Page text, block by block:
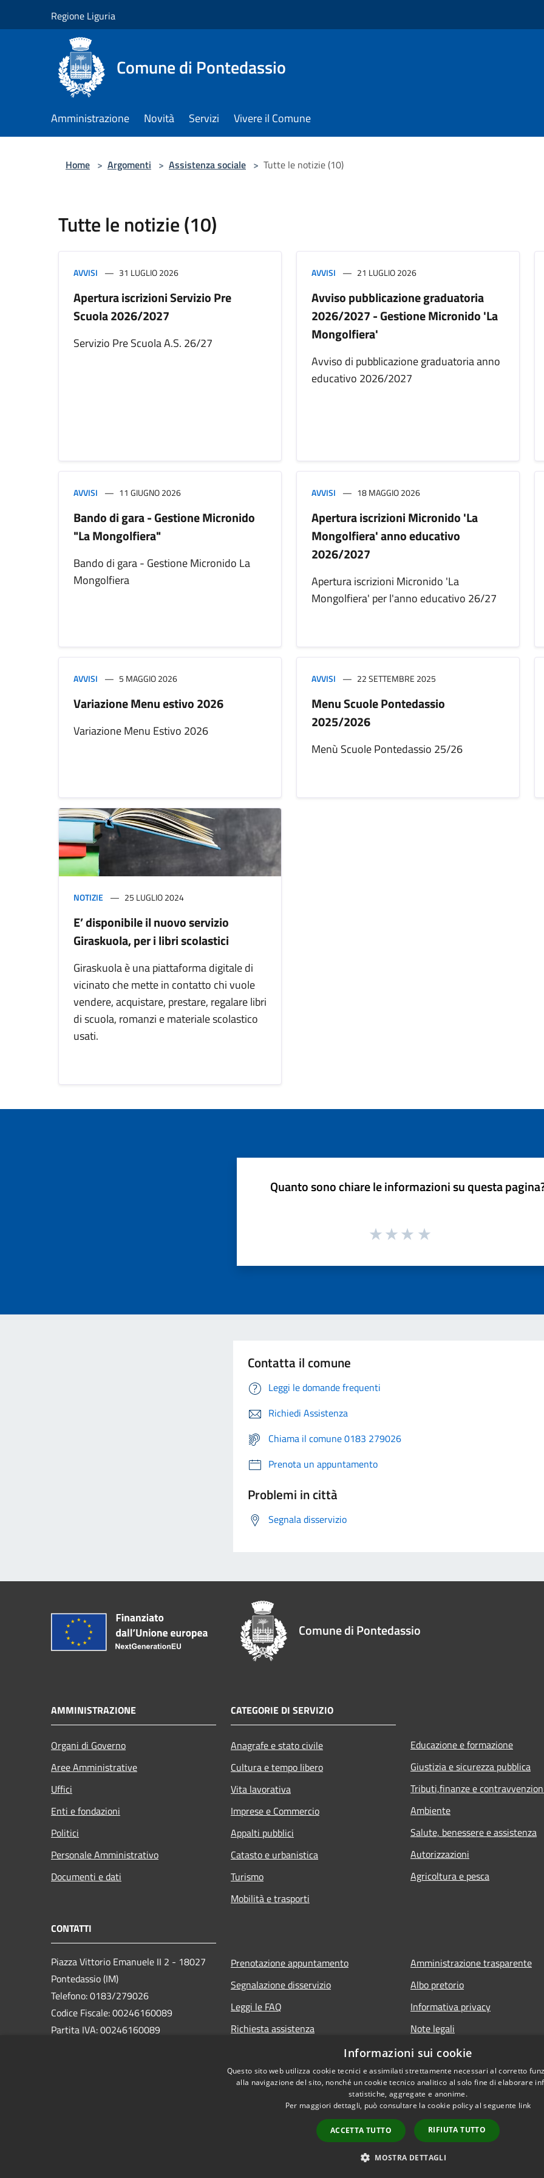
Regione Liguria
Comune di Pontedassio
Amministrazione Novità Servizi Vivere il Comune
Home > Argomenti > Assistenza sociale > Tutte le notizie (10)
Tutte le notizie (10)
AVVISI 31 LUGLIO 2026
Apertura iscrizioni Servizio Pre
Scuola 2026/2027
Servizio Pre Scuola A.S. 26/27
AVVISI 21 LUGLIO 2026
Avviso pubblicazione graduatoria
2026/2027 - Gestione Micronido 'La
Mongolfiera'
Avviso di pubblicazione graduatoria anno
educativo 2026/2027
AVVISI 11 GIUGNO 2026
Bando di gara - Gestione Micronido
"La Mongolfiera"
Bando di gara - Gestione Micronido La
Mongolfiera
AVVISI 18 MAGGIO 2026
Apertura iscrizioni Micronido 'La
Mongolfiera' anno educativo
2026/2027
Apertura iscrizioni Micronido 'La
Mongolfiera' per l'anno educativo 26/27
AVVISI 5 MAGGIO 2026
Variazione Menu estivo 2026
Variazione Menu Estivo 2026
AVVISI 22 SETTEMBRE 2025
Menu Scuole Pontedassio
2025/2026
Menù Scuole Pontedassio 25/26
NOTIZIE 25 LUGLIO 2024
E’ disponibile il nuovo servizio
Giraskuola, per i libri scolastici
Giraskuola è una piattaforma digitale di
vicinato che mette in contatto chi vuole
vendere, acquistare, prestare, regalare libri
di scuola, romanzi e materiale scolastico
usati.
Quanto sono chiare le informazioni su questa
Contatta il comune
Leggi le domande frequenti
Richiedi Assistenza
Chiama il comune 0183 279026
Prenota un appuntamento
Problemi in città
Segnala disservizio
Comune di Pontedassio
AMMINISTRAZIONE
Organi di Governo
Aree Amministrative
Uffici
Enti e fondazioni
Politici
Personale Amministrativo
Documenti e dati
CATEGORIE DI SERVIZIO
Anagrafe e stato civile
Cultura e tempo libero
Vita lavorativa
Imprese e Commercio
Appalti pubblici
Catasto e urbanistica
Turismo
Mobilità e trasporti
Educazione e formazione
Giustizia e sicurezza pubblica
Tributi,finanze e
Ambiente
Salute, benessere e assistenza
Autorizzazioni
Agricoltura e pesca
CONTATTI
Piazza Vittorio Emanuele II 2 - 18027
Pontedassio (IM)
Telefono: 0183/279026
Codice Fiscale: 00246160089
Partita IVA: 00246160089
Prenotazione appuntamento
Segnalazione disservizio
Leggi le FAQ
Richiesta assistenza
Amministrazione trasparente
Albo pretorio
Informativa privacy
Note legali
Dichiarazione di accessibilità
Copyright © 2026 •
Informazioni sui cookie
Questo sito web utilizza cookie tecnici e assimilati strettamente necessari al corretto
alla navigazione del sito, nonché un cookie tecnico analitico al solo fine di elaborare
statistiche, aggregate e anonime.
Per maggiori dettagli, può consultare la cookie policy al seguente link
ACCETTA TUTTO RIFIUTA TUTTO
MOSTRA DETTAGLI